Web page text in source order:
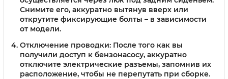
Снимите его, аккуратно вытянув вверх или
открутите фиксирующие болты – в зависимости
от модели.
Отключение проводки: После того как вы
получили доступ к бензонасосу, аккуратно
отключите электрические разъемы, запомнив их
расположение, чтобы не перепутать при сборке.